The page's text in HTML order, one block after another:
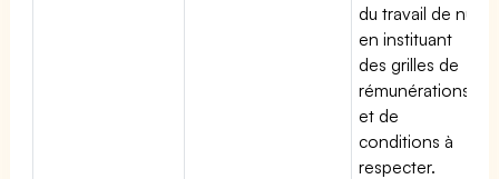
du travail de nuit
en instituant
des grilles de
rémunérations
et de
conditions à
respecter.